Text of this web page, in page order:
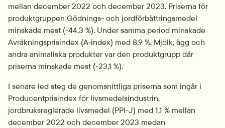
mellan december 2022 och december 2023. Priserna för
produktgruppen Gödnings- och jordförbättringsmedel
minskade mest (-44,3 %). Under samma period minskade
Avräkningsprisindex (A‑index) med 8,9 %. Mjölk, ägg och
andra animaliska produkter var den produktgrupp där
priserna minskade mest (-23,1 %).
I senare led steg de genomsnittliga priserna som ingår i
Producentprisindex för livsmedelsindustrin,
jordbruksreglerade livsmedel (PPI-J) med 1,1 % mellan
december 2022 och december 2023 medan